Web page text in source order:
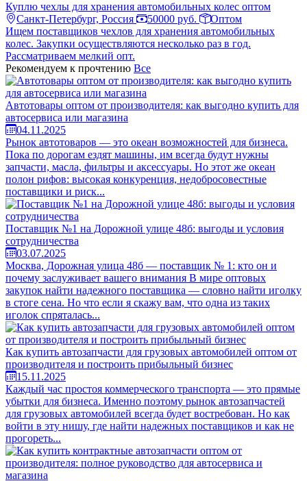
Куплю чехлы для хранения автомобильных колес оптом
Санкт-Петербург, Россия
50000 руб.
Оптом
Ищем поставщиков чехлов для хранения автомобильных
колес. Закупки осуществляются несколько раз в год.
Рассматриваем мелкий опт.
Рекомендуем к прочтению Все
Автотовары оптом от производителя: как выгодно купить для
автосервиса или магазина
04.11.2025
Рынок автотоваров — это океан возможностей для бизнеса.
Пока по дорогам ездят машины, им всегда будут нужны
запчасти, масла, фильтры и аксессуары. Но этот же океан
полон рифов: высокая конкуренция, недобросовестные
поставщики и риск...
Поставщик №1 на Дорожной улице 48б: выгоды и условия
сотрудничества
03.07.2025
Москва, Дорожная улица 48б — поставщик № 1: кто он и
почему заслуживает вашего внимания В мире оптовых
закупок найти надежного поставщика — словно найти иголку
в стоге сена. Но что если я скажу вам, что одна из таких
иголок спряталась...
Как купить автозапчасти для грузовых автомобилей оптом от
производителя и построить прибыльный бизнес
15.11.2025
Каждый час простоя коммерческого транспорта — это прямые
убытки для бизнеса. Именно поэтому рынок автозапчастей
для грузовых автомобилей всегда будет востребован. Но как
войти в эту нишу, где найти надежных поставщиков и как не
прогореть...